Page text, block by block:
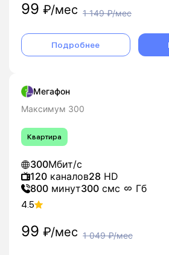
99 ₽/мес 1 149₽/мес
Подробнее
Мегафон
Максимум 300
Квартира
300Мбит/с
120 каналов28 HD
800 минут300 смс Гб
4.5
99 ₽/мес 1 049₽/мес